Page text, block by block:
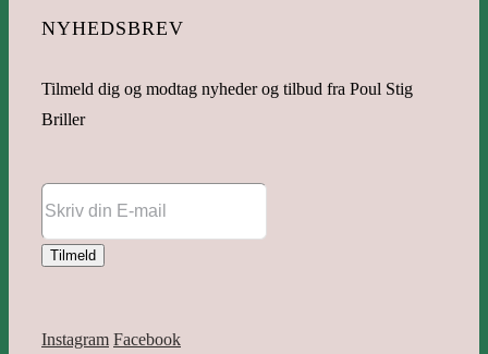
NYHEDSBREV
Tilmeld dig og modtag nyheder og tilbud fra Poul Stig
Briller
Instagram Facebook